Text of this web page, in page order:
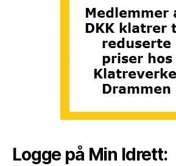
Logge på Min Idrett: